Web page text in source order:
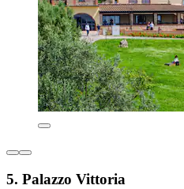
5. Palazzo Vittoria